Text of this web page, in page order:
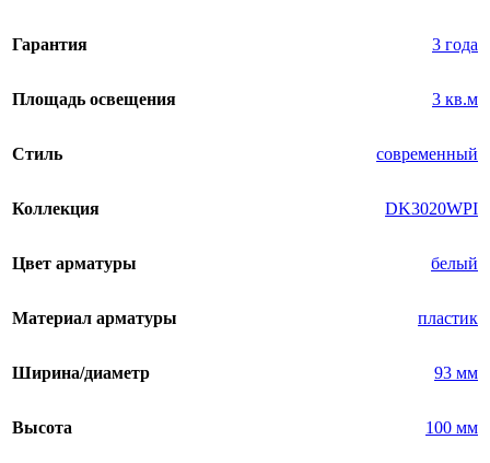
Гарантия 3 года
Площадь освещения 3 кв.м
Стиль современный
Коллекция DK3020WPI
Цвет арматуры белый
Материал арматуры пластик
Ширина/диаметр 93 мм
Высота 100 мм